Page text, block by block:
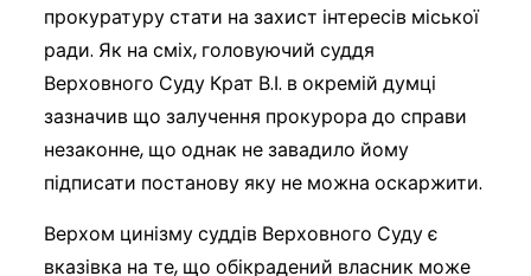
прокуратуру стати на захист інтересів міської
ради. Як на сміх, головуючий суддя
Верховного Суду Крат В.І. в окремій думці
зазначив що залучення прокурора до справи
незаконне, що однак не завадило йому
підписати постанову яку не можна оскаржити.
Верхом цинізму суддів Верховного Суду є
вказівка на те, що обікрадений власник може